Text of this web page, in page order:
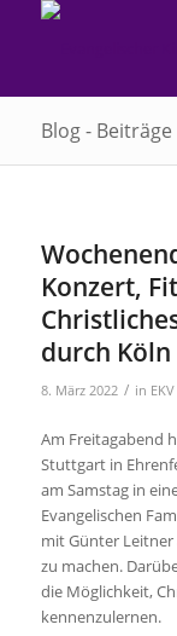
Blog - Beiträge
Konzert,
durch Köln
8. März 2022 / in EKV
Am Freitagabend
Stuttgart in
am Samstag in
Evangelischen
mit Günter Leitner
zu machen.
die Möglichkeit,
kennenzulernen.